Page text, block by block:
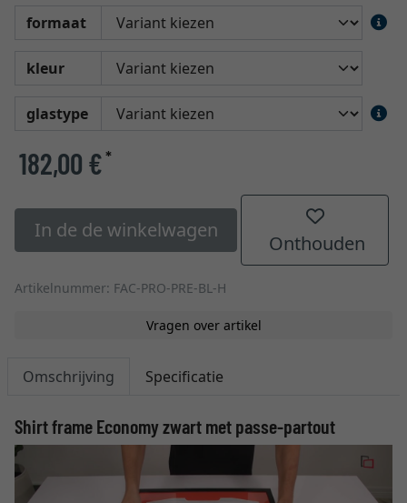
formaat
kleur
glastype
182,00 €*
In de de winkelwagen
Onthouden
Artikelnummer: FAC-PRO-PRE-BL-H
Vragen over artikel
Omschrijving Specificatie
Shirt frame Economy zwart met passe-partout